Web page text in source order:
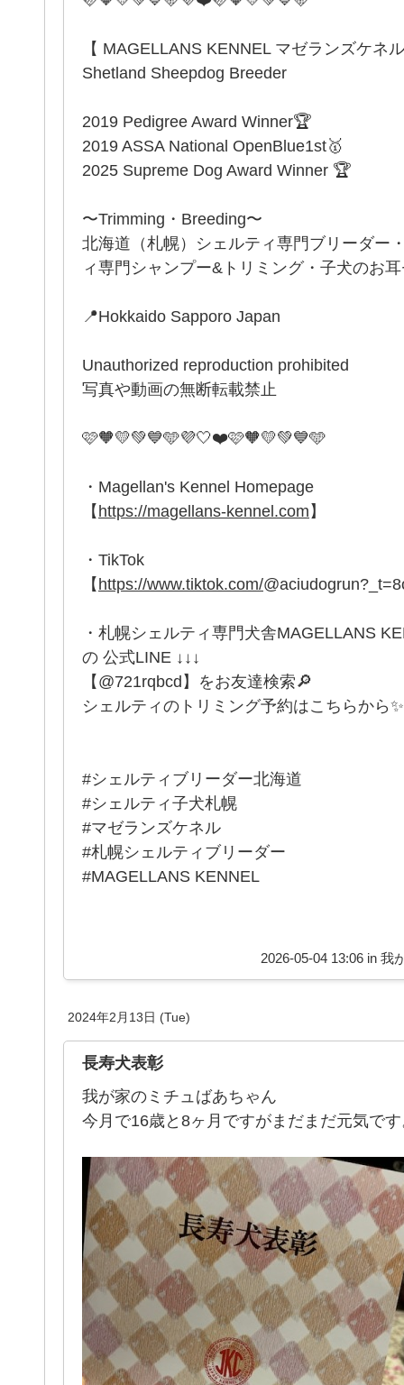
【 MAGELLANS KENNEL マゼランズケネ
Shetland Sheepdog Breeder
2019 Pedigree Award Winner🏆
2019 ASSA National OpenBlue1st🥇
2025 Supreme Dog Award Winner 🏆
〜Trimming・Breeding〜
北海道（札幌）シェルティ専門ブリーダー
ィ専門シャンプー&トリミング・子犬のお
📍Hokkaido Sapporo Japan
Unauthorized reproduction prohibited
写真や動画の無断転載禁止
🩷🧡💛💚💙🩵💜🤍❤️🩷🧡💛💚💙🩵
・Magellan's Kennel Homepage
【https://magellans-kennel.com】
・TikTok
【https://www.tiktok.com/
・札幌シェルティ専門犬舎MAGELLANS
の 公式LINE ↓↓↓
【@721rqbcd】をお友達検索🔎
シェルティのトリミング予約はこちらから✨
#シェルティブリーダー北海道
#シェルティ子犬札幌
#マゼランズケネル
#札幌シェルティブリーダー
#MAGELLANS KENNEL
2026-05-04 13:06 in 我
2024年2月13日 (Tue)
長寿犬表彰
我が家のミチュばあちゃん
今月で16歳と8ヶ月ですがまだまだ元気で